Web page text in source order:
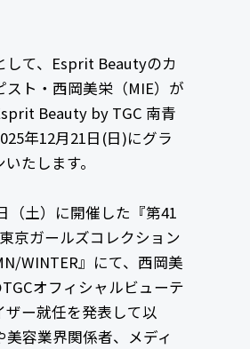
して、Esprit Beautyのカ
スト・西岡美栄（MIE）が
Beauty by TGC 南青
年12月21日(日)にグラ
たします。
（土）に開催した『第41
京ガールズコレクション
WINTER』にて、西岡美
オフィシャルビューテ
ザー就任を発表して以
美容業界関係者、メディ